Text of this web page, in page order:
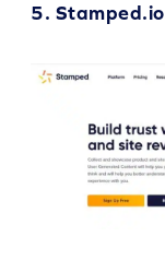
5. Stamped.io